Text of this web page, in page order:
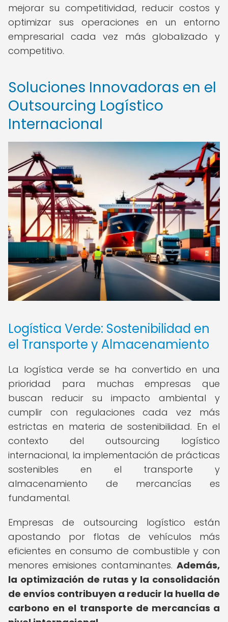
mejorar su competitividad, reducir costos y
optimizar sus operaciones en un entorno
empresarial cada vez más globalizado y
competitivo.
Soluciones Innovadoras en el
Outsourcing Logístico
Internacional
Logística Verde: Sostenibilidad en
el Transporte y Almacenamiento
La logística verde se ha convertido en una
prioridad para muchas empresas que
buscan reducir su impacto ambiental y
cumplir con regulaciones cada vez más
estrictas en materia de sostenibilidad. En el
contexto del outsourcing logístico
internacional, la implementación de prácticas
sostenibles en el transporte y
almacenamiento de mercancías es
fundamental.
Empresas de outsourcing logístico están
apostando por flotas de vehículos más
eficientes en consumo de combustible y con
menores emisiones contaminantes. Además,
la optimización de rutas y la consolidación
de envíos contribuyen a reducir la huella de
carbono en el transporte de mercancías a